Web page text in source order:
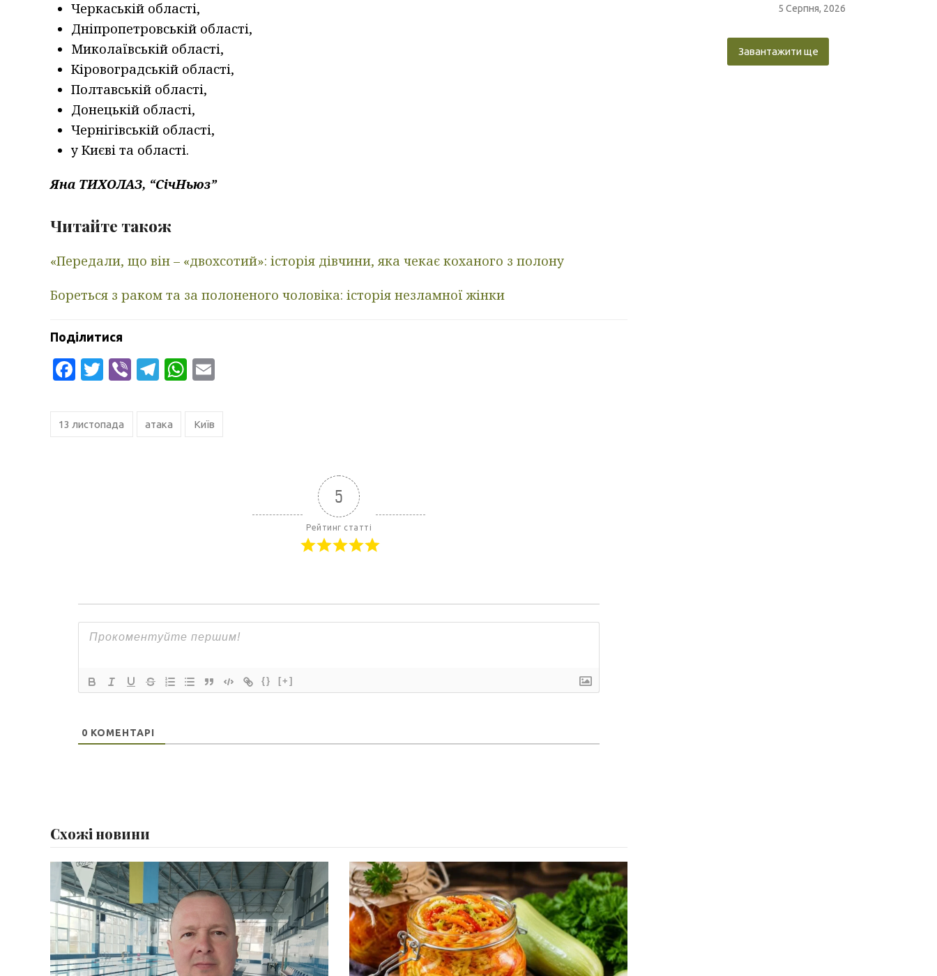
Черкаській області,
Дніпропетровській області,
Миколаївській області,
Кіровоградській області,
Полтавській області,
Донецькій області,
Чернігівській області,
у Києві та області.
Яна ТИХОЛАЗ, “СічНьюз”
Читайте також
«Передали, що він – «двохсотий»: історія дівчини, яка чекає коханого з полону
Бореться з раком та за полоненого чоловіка: історія незламної жінки
Поділитися
Facebook
Twitter
ViberTelegram
WhatsApp
13 листопада атака Київ
5
Рейтинг статті
{} [+]
0 КОМЕНТАРІ
Схожі новини
5 Серпня, 2026
Завантажити ще